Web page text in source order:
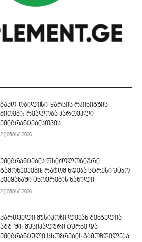
ბაქო-თბილისი-ყარსის რკინიგზის
მითები: რეალობა ქართველი
ემიგრანტებისთვის
2 ივნისი 2026
ემიგრანტების ფსიქოლოგიური
გამოწვევები: რატომ ხდება სტრესი უცხო
ქვეყანაში ცხოვრების ნაწილი
2 ივნისი 2026
ქართველი მუსიკოსი ლევან შენგელია
აშშ-ში: მუსიკალური ტურნე და
ემიგრანტული ცხოვრების გამოცდილება